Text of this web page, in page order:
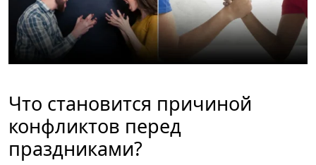
Что становится причиной
конфликтов перед
праздниками?